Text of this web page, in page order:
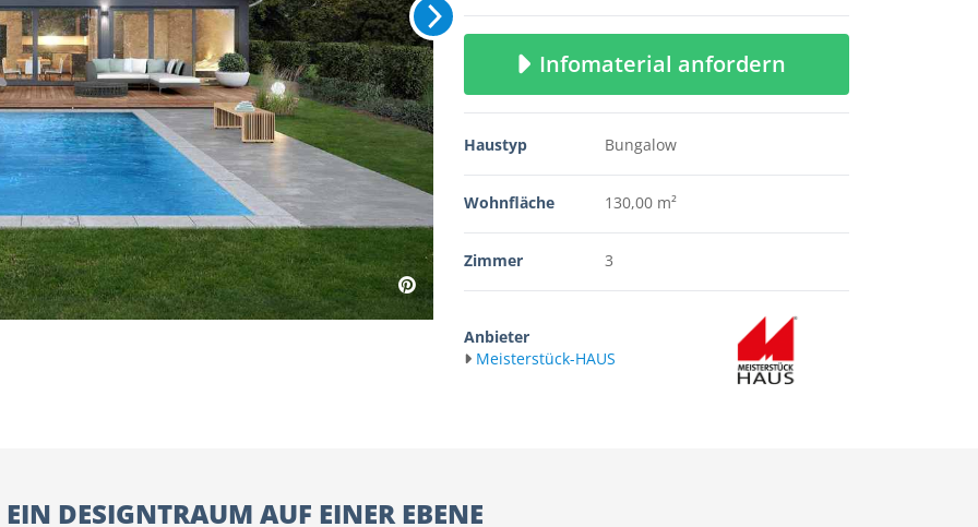
Infomaterial anfordern
Haustyp Bungalow
Wohnfläche 130,00 m²
Zimmer 3
Anbieter
Meisterstück-HAUS
EIN DESIGNTRAUM AUF EINER EBENE